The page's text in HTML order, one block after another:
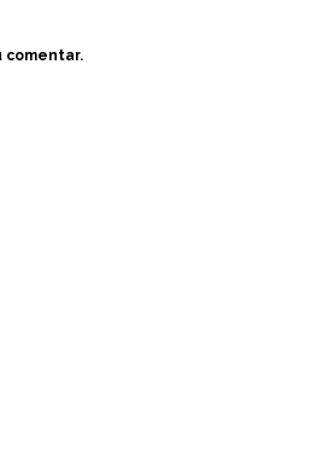
comentar.